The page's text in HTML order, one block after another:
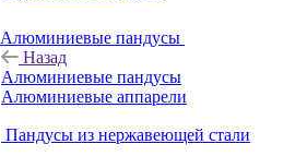
Алюминиевые пандусы
Назад
Алюминиевые пандусы
Алюминиевые аппарели
Пандусы из нержавеющей стали